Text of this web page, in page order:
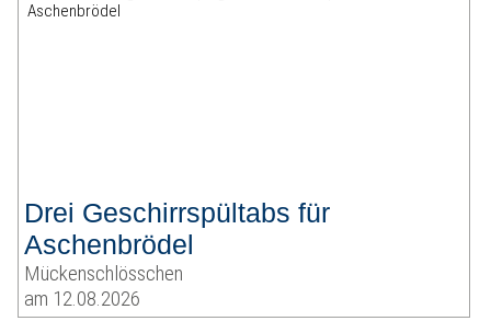
Drei Geschirrspültabs für
Aschenbrödel
Mückenschlösschen
am 12.08.2026